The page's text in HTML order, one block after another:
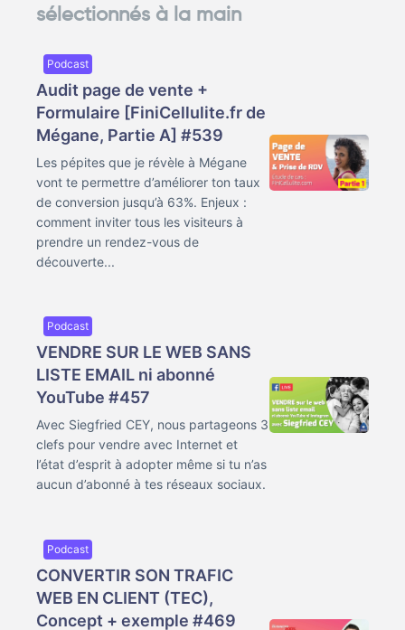
sélectionnés à la main
Podcast
Audit page de vente +
Formulaire [FiniCellulite.fr de
Mégane, Partie A] #539
Les pépites que je révèle à Mégane
vont te permettre d’améliorer ton taux
de conversion jusqu’à 63%. Enjeux :
comment inviter tous les visiteurs à
prendre un rendez-vous de
découverte...
Podcast
VENDRE SUR LE WEB SANS
LISTE EMAIL ni abonné
YouTube #457
Avec Siegfried CEY, nous partageons 3
clefs pour vendre avec Internet et
l’état d’esprit à adopter même si tu n’as
aucun d’abonné à tes réseaux sociaux.
Podcast
CONVERTIR SON TRAFIC
WEB EN CLIENT (TEC),
Concept + exemple #469